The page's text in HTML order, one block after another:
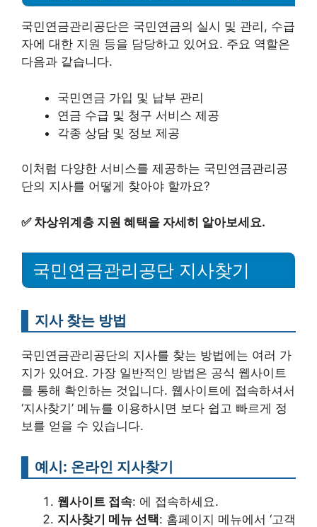
국민연금관리공단은 국민연금의 실시 및 관리, 수급
자에 대한 지원 등을 담당하고 있어요. 주요 역할은
다음과 같습니다.
국민연금 가입 및 납부 관리
연금 수급 및 청구 서비스 제공
각종 상담 및 정보 제공
이처럼 다양한 서비스를 제공하는 국민연금관리공
단의 지사를 어떻게 찾아야 할까요?
✅ 차상위계층 지원 혜택을 자세히 알아보세요.
국민연금관리공단 지사찾기
지사 찾는 방법
국민연금관리공단의 지사를 찾는 방법에는 여러 가
지가 있어요. 가장 일반적인 방법은 공식 웹사이트
를 통해 확인하는 것입니다. 웹사이트에 접속하셔서
‘지사찾기’ 메뉴를 이용하시면 보다 쉽고 빠르게 정
보를 얻을 수 있습니다.
예시: 온라인 지사찾기
웹사이트 접속: 에 접속하세요.
지사찾기 메뉴 선택: 홈페이지 메뉴에서 ‘고객